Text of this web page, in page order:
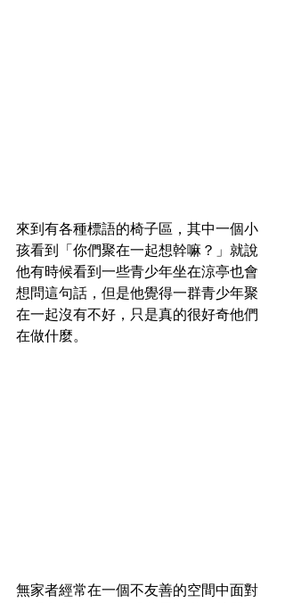
來到有各種標語的椅子區，其中一個小
孩看到「你們聚在一起想幹嘛？」就說
他有時候看到一些青少年坐在涼亭也會
想問這句話，但是他覺得一群青少年聚
在一起沒有不好，只是真的很好奇他們
在做什麼。
無家者經常在一個不友善的空間中面對